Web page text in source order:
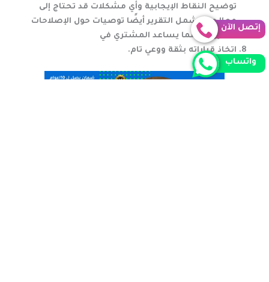
توضيح النقاط الإيجابية وأي مشكلات قد تحتاج إلى
معالجة. يشمل التقرير أيضًا توصيات حول الإصلاحات
الضرورية، مما يساعد المشتري في
اتخاذ قراراته بثقة ووعي تام.
إتصل الآن
واتساب